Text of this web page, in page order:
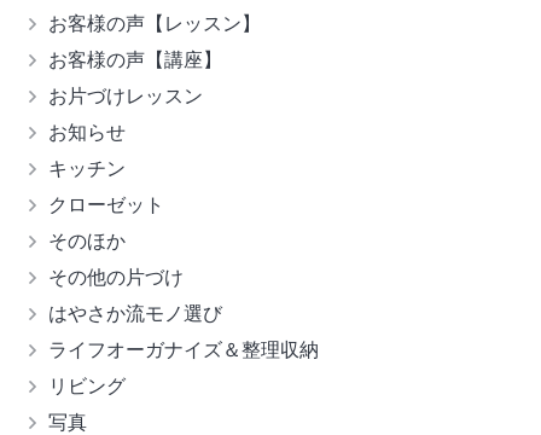
お客様の声【レッスン】
お客様の声【講座】
お片づけレッスン
お知らせ
キッチン
クローゼット
そのほか
その他の片づけ
はやさか流モノ選び
ライフオーガナイズ＆整理収納
リビング
写真